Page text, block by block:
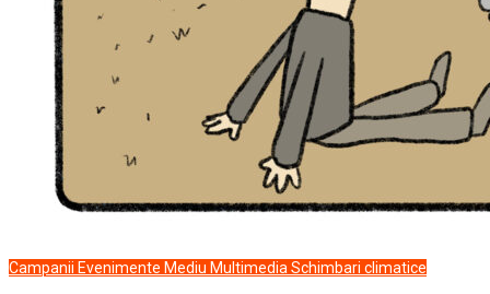
Campanii Evenimente Mediu Multimedia Schimbari climatice